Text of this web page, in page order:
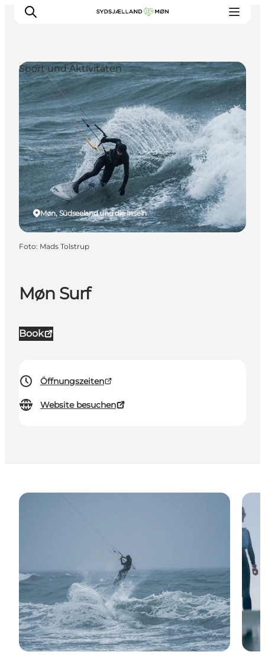
Erleben
Städte und Orte
Events
Essen
Unterkunft
Reise planen
Møn Surf
Book
Öffnungszeiten
Website besuchen
Møn, Südseeland und die Inseln
Sport und Aktivitäten
Foto: Mads Tolstrup